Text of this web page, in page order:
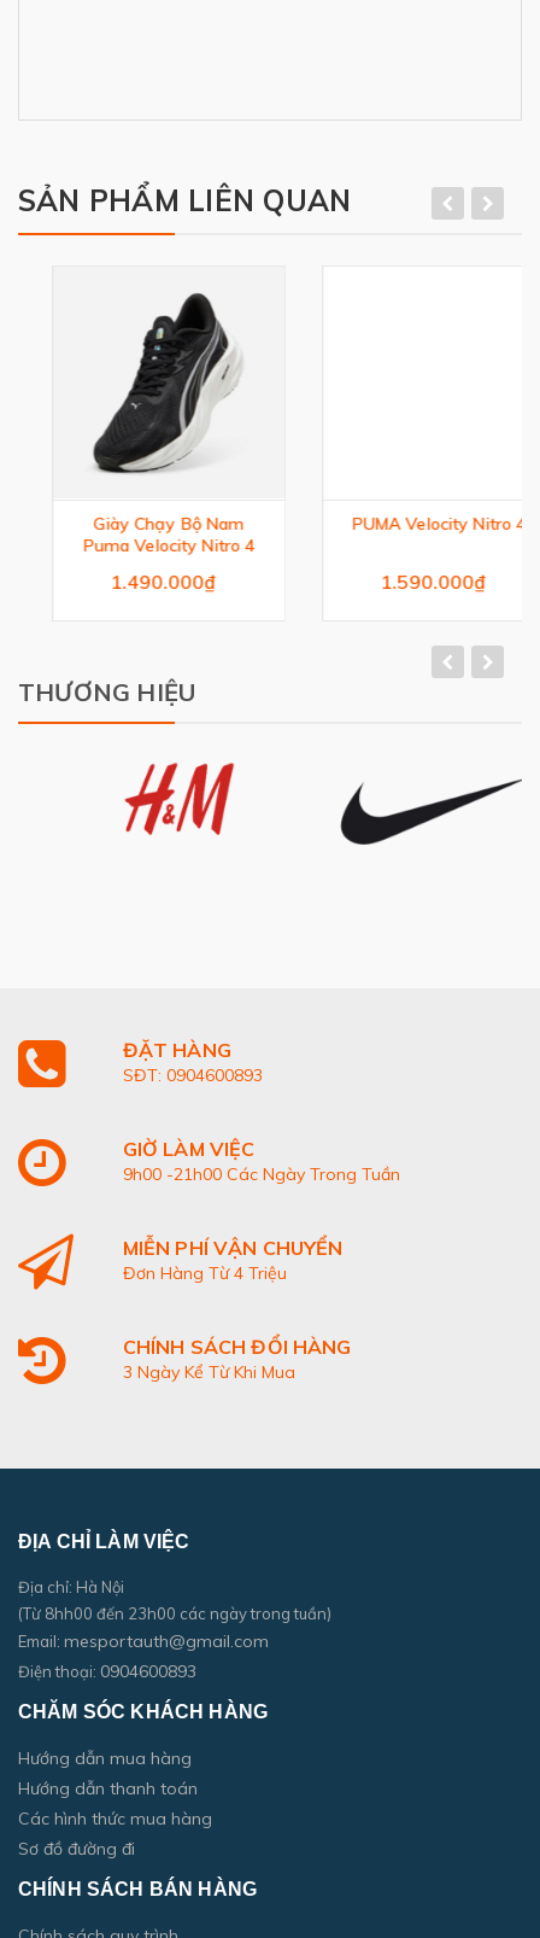
SẢN PHẨM LIÊN QUAN
Giày Chạy Bộ Nam
Puma Velocity Nitro 4
1.490.000₫
PUMA Velocity Nitro 4
1.590.000₫
THƯƠNG HIỆU
ĐẶT HÀNG
SĐT: 0904600893
GIỜ LÀM VIỆC
9h00 -21h00 Các Ngày Trong Tuần
MIỄN PHÍ VẬN CHUYỂN
Đơn Hàng Từ 4 Triệu
CHÍNH SÁCH ĐỔI HÀNG
3 Ngày Kể Từ Khi Mua
ĐỊA CHỈ LÀM VIỆC
Địa chỉ: Hà Nội
(Từ 8hh00 đến 23h00 các ngày trong tuần)
Email: mesportauth@gmail.com
Điện thoại: 0904600893
CHĂM SÓC KHÁCH HÀNG
Hướng dẫn mua hàng
Hướng dẫn thanh toán
Các hình thức mua hàng
Sơ đồ đường đi
CHÍNH SÁCH BÁN HÀNG